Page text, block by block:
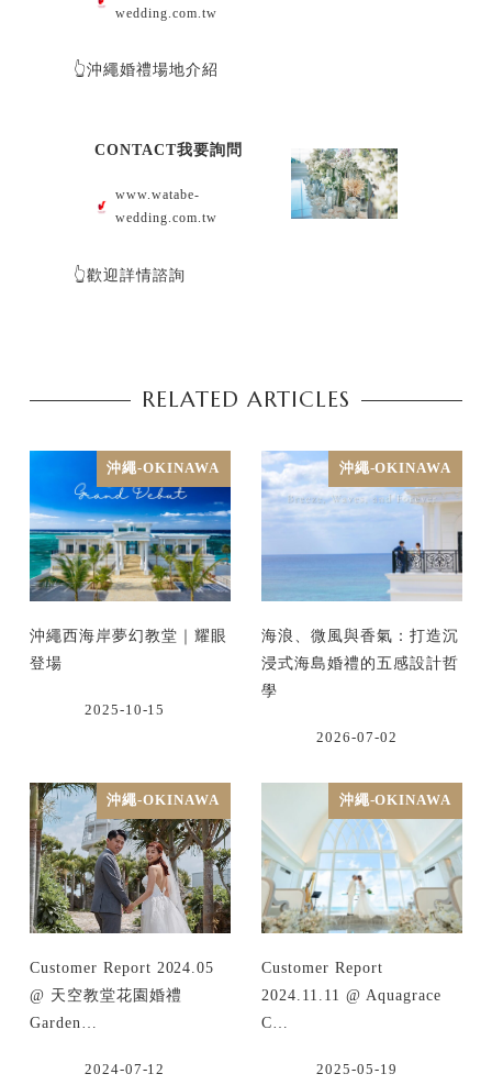
wedding.com.tw
👆沖繩婚禮場地介紹
CONTACT我要詢問
www.watabe-
wedding.com.tw
👆歡迎詳情諮詢
RELATED ARTICLES
沖繩-OKINAWA
沖繩西海岸夢幻教堂｜耀眼
登場
2025-10-15
沖繩-OKINAWA
海浪、微風與香氣：打造沉
浸式海島婚禮的五感設計哲
學
2026-07-02
沖繩-OKINAWA
Customer Report 2024.05
@ 天空教堂花園婚禮
Garden…
2024-07-12
沖繩-OKINAWA
Customer Report
2024.11.11 @ Aquagrace
C…
2025-05-19